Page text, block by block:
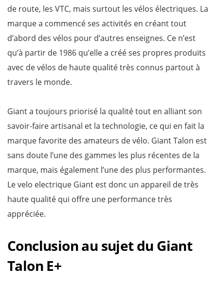
de route, les VTC, mais surtout les vélos électriques. La
marque a commencé ses activités en créant tout
d’abord des vélos pour d’autres enseignes. Ce n’est
qu’à partir de 1986 qu’elle a créé ses propres produits
avec de vélos de haute qualité très connus partout à
travers le monde.
Giant a toujours priorisé la qualité tout en alliant son
savoir-faire artisanal et la technologie, ce qui en fait la
marque favorite des amateurs de vélo. Giant Talon est
sans doute l’une des gammes les plus récentes de la
marque, mais également l’une des plus performantes.
Le velo electrique Giant est donc un appareil de très
haute qualité qui offre une performance très
appréciée.
Conclusion au sujet du Giant
Talon E+